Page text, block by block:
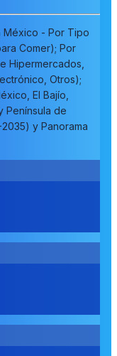
México - Por Tipo
Comer); Por
Hipermercados,
Otros);
El Bajío,
Península de
y Panorama